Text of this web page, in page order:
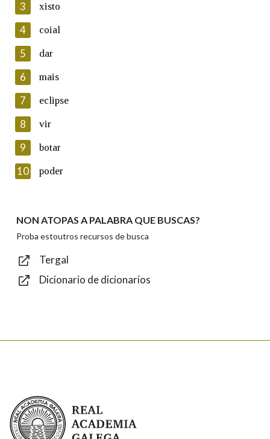
En cumprimento da normativa vixente en materia de
Protección de Datos de Carácter Persoal, a Real Academia
Galega informa a aqueles usuarios que faciliten o seu correo
electrónico, así como calquera outra información de carácter
persoal, que estes datos serán obxecto de tratamento
automatizado de carácter confidencial e incorporados aos seus
ficheiros informáticos. Así mesmo, os usuarios poderán exercer o
seu dereito de acceso, rectificación, oposición e cancelación dos
seus datos poñéndose en contacto connosco.
Lin e acepto as condicións da política de
Introduce o código que aparece na imaxe:
Texto de verificación
3 xisto
4 coial
5 dar
6 mais
7 eclipse
8 vir
9 botar
10 poder
NON ATOPAS A PALABRA QUE BUSCAS?
Proba estoutros recursos de busca
Tergal
Dicionario de dicionarios
Real Academia Galega